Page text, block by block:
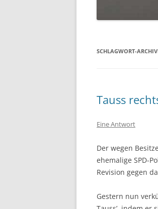
SCHLAGWORT-
Tauss
Eine Antwort
Der wegen
ehemalige SPD-
Revision gegen
Gestern nun